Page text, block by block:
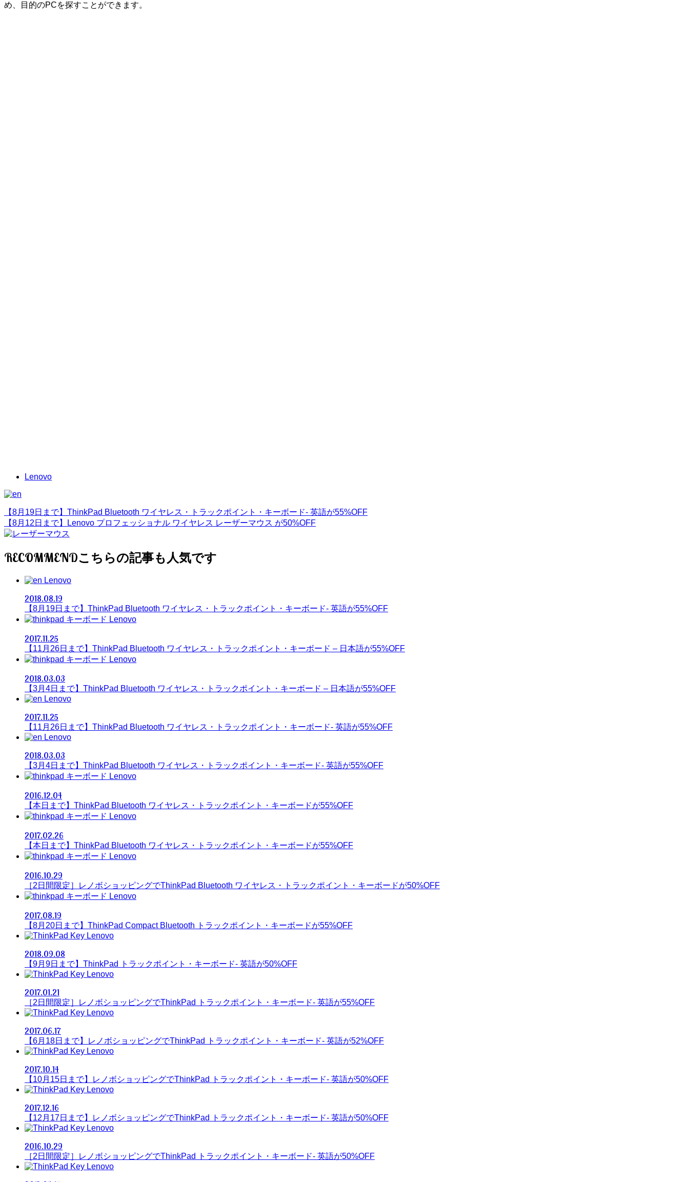
め、目的のPCを探すことができます。
Lenovo
【8月19日まで】ThinkPad Bluetooth ワイヤレス・トラックポイント・キーボード- 英語が55%OFF
【8月12日まで】Lenovo プロフェッショナル ワイヤレス レーザーマウス が50%OFF
RECOMMEND
Lenovo
2018.08.19
【8月19日まで】ThinkPad Bluetooth ワイヤレス・トラックポイント・キーボード- 英語が55%OFF
Lenovo
2017.11.25
【11月26日まで】ThinkPad Bluetooth ワイヤレス・トラックポイント・キーボード – 日本語が55%OFF
Lenovo
2018.03.03
【3月4日まで】ThinkPad Bluetooth ワイヤレス・トラックポイント・キーボード – 日本語が55%OFF
Lenovo
2017.11.25
【11月26日まで】ThinkPad Bluetooth ワイヤレス・トラックポイント・キーボード- 英語が55%OFF
Lenovo
2018.03.03
【3月4日まで】ThinkPad Bluetooth ワイヤレス・トラックポイント・キーボード- 英語が55%OFF
Lenovo
2016.12.04
【本日まで】ThinkPad Bluetooth ワイヤレス・トラックポイント・キーボードが55%OFF
Lenovo
2017.02.26
【本日まで】ThinkPad Bluetooth ワイヤレス・トラックポイント・キーボードが55%OFF
Lenovo
2016.10.29
［2日間限定］レノボショッピングでThinkPad Bluetooth ワイヤレス・トラックポイント・キーボードが50%OFF
Lenovo
2017.08.19
【8月20日まで】ThinkPad Compact Bluetooth トラックポイント・キーボードが55%OFF
Lenovo
2018.09.08
【9月9日まで】ThinkPad トラックポイント・キーボード- 英語が50%OFF
Lenovo
2017.01.21
［2日間限定］レノボショッピングでThinkPad トラックポイント・キーボード- 英語が55%OFF
Lenovo
2017.06.17
【6月18日まで】レノボショッピングでThinkPad トラックポイント・キーボード- 英語が52%OFF
Lenovo
2017.10.14
【10月15日まで】レノボショッピングでThinkPad トラックポイント・キーボード- 英語が50%OFF
Lenovo
2017.12.16
【12月17日まで】レノボショッピングでThinkPad トラックポイント・キーボード- 英語が50%OFF
Lenovo
2016.10.29
［2日間限定］レノボショッピングでThinkPad トラックポイント・キーボード- 英語が50%OFF
Lenovo